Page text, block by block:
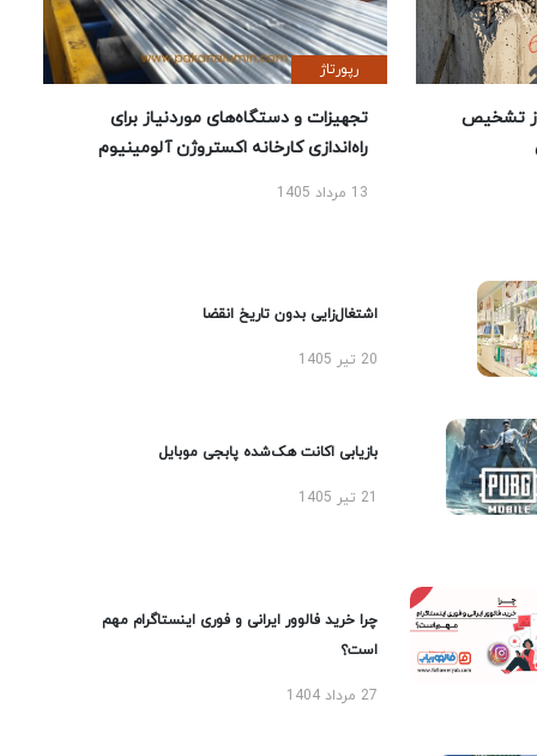
تشخیص
رپورتاژ
تجهیزات و دستگاه‌های موردنیاز برای
راه‌اندازی کارخانه اکستروژن آلومینیوم
13 مرداد 1405
اشتغال‌زایی بدون تاریخ انقضا
20 تیر 1405
بازیابی اکانت هک‌شده پابجی موبایل
چرا خرید فالوور ایرانی و فوری اینستاگرام مهم
است؟
27 مرداد 1404